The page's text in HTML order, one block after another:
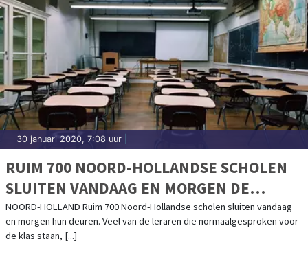
30 januari 2020, 7:08 uur
RUIM 700 NOORD-HOLLANDSE SCHOLEN
SLUITEN VANDAAG EN MORGEN DE
DEUREN
NOORD-HOLLAND Ruim 700 Noord-Hollandse scholen sluiten vandaag
en morgen hun deuren. Veel van de leraren die normaalgesproken voor
de klas staan, [...]